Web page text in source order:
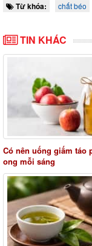
Từ khóa: chất béo
TIN KHÁC
Có nên uống giấm táo
ong mỗi sáng